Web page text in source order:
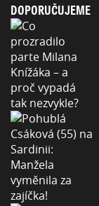
DOPORUČUJEME